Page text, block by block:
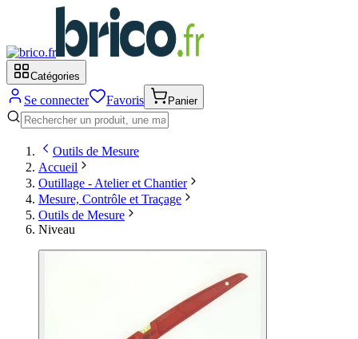
Catégories
Se connecter Favoris Panier
Outils de Mesure
Accueil
Outillage - Atelier et Chantier
Mesure, Contrôle et Traçage
Outils de Mesure
Niveau